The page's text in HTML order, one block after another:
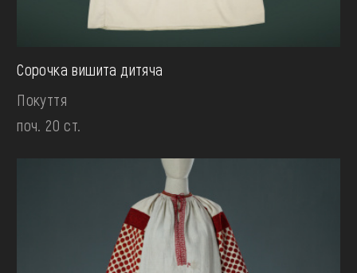
Сорочка вишита дитяча
Покуття
поч. 20 ст.